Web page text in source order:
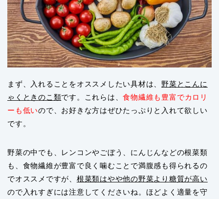
まず、入れることをオススメしたい具材は、 野菜とこんに
ゃくときのこ類です。これらは、食物繊維も豊富でカロリ
ーも低いので、お好きな方はぜひたっぷりと入れて欲しい
です。
野菜の中でも、レンコンやごぼう、にんじんなどの根菜類
も、食物繊維が豊富で良く噛むことで満腹感も得られるの
でオススメですが、 根菜類はやや他の野菜より糖質が高い
ので入れすぎには注意してくださいね。ほどよく適量を守